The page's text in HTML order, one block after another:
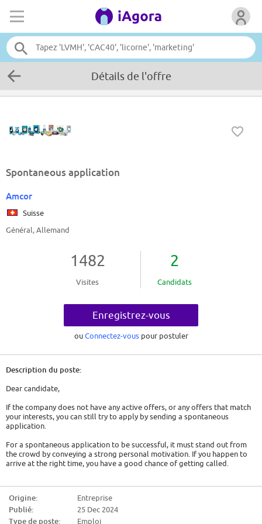
Détails de l'offre
Spontaneous application
Amcor
Suisse
Général, Allemand
1482
Visites
2
Candidats
Enregistrez-vous
ouConnectez-vous pour postuler
Description du poste:
Dear candidate,
If the company does not have any active offers, or any offers that match
your interests, you can still try to apply by sending a spontaneous
application.
For a spontaneous application to be successful, it must stand out from
the crowd by conveying a strong personal motivation. If you happen to
arrive at the right time, you have a good chance of getting called.
- Show genuine interest. Either it is a company that has interested you for
a long time and you will have to convey this, or you must act as if. You will
have to find out about the company, its history, its activity and the
Origine:
Entreprise
Publié:
25 Dec 2024
Type de poste:
Emploi